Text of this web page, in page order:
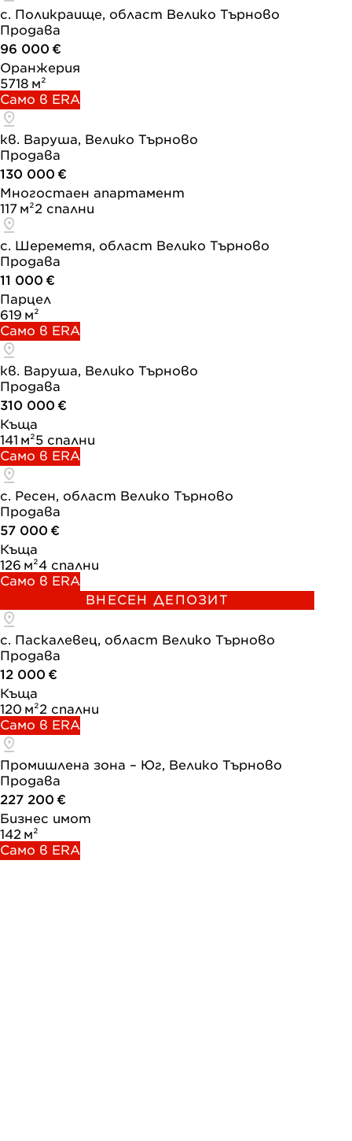
с. Поликраище, област Велико Търново
Продава
96 000 €
Оранжерия
5718 м²
Само в ERA
кв. Варуша, Велико Търново
Продава
130 000 €
Многостаен апартамент
117 м²2 спални
с. Шереметя, област Велико Търново
Продава
11 000 €
Парцел
619 м²
Само в ERA
кв. Варуша, Велико Търново
Продава
310 000 €
Къща
141 м²5 спални
Само в ERA
с. Ресен, област Велико Търново
Продава
57 000 €
Къща
126 м²4 спални
Само в ERA
ВНЕСЕН ДЕПОЗИТ
с. Паскалевец, област Велико Търново
Продава
12 000 €
Къща
120 м²2 спални
Само в ERA
Промишлена зона – Юг, Велико Търново
Продава
227 200 €
Бизнес имот
142 м²
Само в ERA